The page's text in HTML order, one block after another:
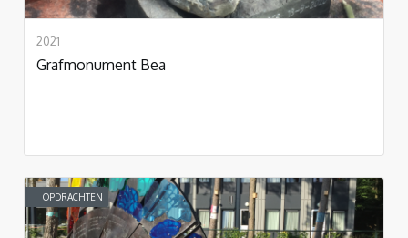
2021
Grafmonument Bea
OPDRACHTEN